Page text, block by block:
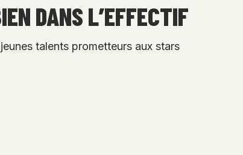
DANS L’EFFECTIF
talents prometteurs aux stars